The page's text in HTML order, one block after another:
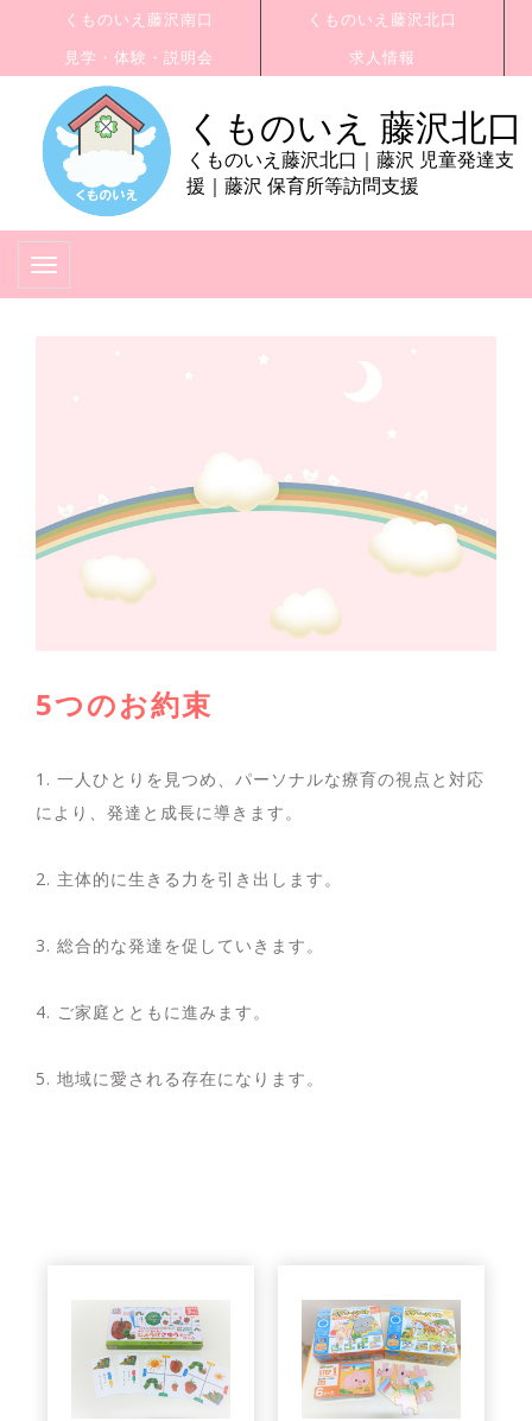
くものいえ藤沢南口
くものいえ藤沢北口
見学・体験・説明会
求人情報
くものいえ 藤沢北口
くものいえ藤沢北口｜藤沢 児童発達支
援｜藤沢 保育所等訪問支援
5つのお約束
1. 一人ひとりを見つめ、パーソナルな療育の視点と対応
により、発達と成長に導きます。
2. 主体的に生きる力を引き出します。
3. 総合的な発達を促していきます。
4. ご家庭とともに進みます。
5. 地域に愛される存在になります。